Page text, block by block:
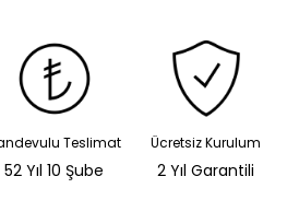
Teslimat
52 Yıl 10 Şube
Ücretsiz Kurulum
2 Yıl Garantili